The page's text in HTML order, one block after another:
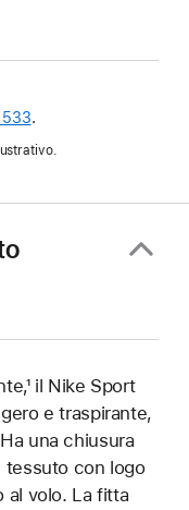
.
il Nike Sport
e traspirante,
una chiusura
tessuto con logo
al volo. La fitta